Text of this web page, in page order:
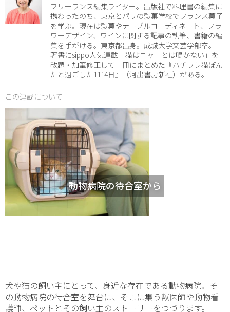
フリーランス編集ライター。出版社で料理書の編集に
携わったのち、東京とパリの製菓学校でフランス菓子
を学ぶ。現在は製菓やテーブルコーディネート、フラ
ワーデザイン、ワインに関する記事の執筆、書籍の編
集を手がける。東京都出身。成城大学文芸学部卒。
著書にsippo人気連載「猫はニャーとは鳴かない」を
改題・加筆修正して一冊にまとめた『ハチワレ猫ぽん
たと過ごした1114日』（河出書房新社）がある。
この連載について
動物病院の待合室から
犬や猫の飼い主にとって、身近な存在である動物病院。そ
の動物病院の待合室を舞台に、そこに集う獣医師や動物看
護師、ペットとその飼い主のストーリーをつづります。